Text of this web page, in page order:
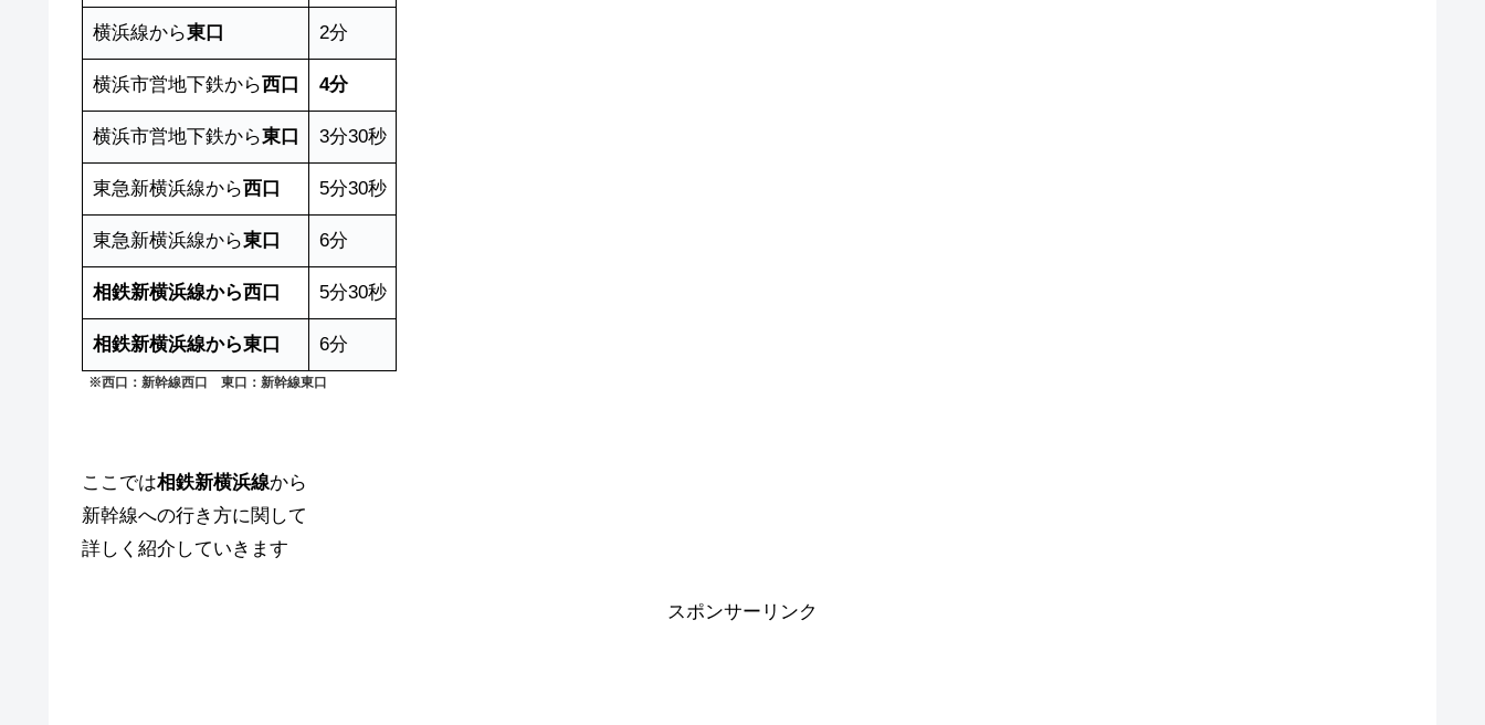
横浜線から東口 2分
横浜市営地下鉄から西口 4分
横浜市営地下鉄から東口 3分30秒
東急新横浜線から西口 5分30秒
東急新横浜線から東口 6分
相鉄新横浜線から西口 5分30秒
相鉄新横浜線から東口 6分
※西口：新幹線西口 東口：新幹線東口
ここでは相鉄新横浜線から
新幹線への行き方に関して
詳しく紹介していきます
スポンサーリンク